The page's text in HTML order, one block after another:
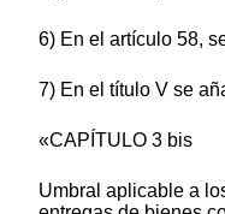
6) En el artículo 58,
7) En el título V se
«CAPÍTULO 3 bis
Umbral aplicable a